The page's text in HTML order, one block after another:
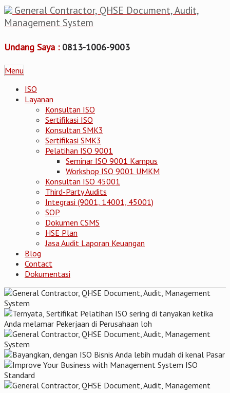
General Contractor, QHSE Document, Audit,
Management System
Undang Saya : 0813-1006-9003
Menu
ISO
Layanan
Konsultan ISO
Sertifikasi ISO
Konsultan SMK3
Sertifikasi SMK3
Pelatihan ISO 9001
Seminar ISO 9001 Kampus
Workshop ISO 9001 UMKM
Konsultan ISO 45001
Third-Party Audits
Integrasi (9001, 14001, 45001)
SOP
Dokumen CSMS
HSE Plan
Jasa Audit Laporan Keuangan
Blog
Contact
Dokumentasi